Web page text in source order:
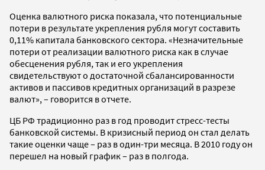
Оценка валютного риска показала, что потенциальные
потери в результате укрепления рубля могут составить
0,11% капитала банковского сектора. «Незначительные
потери от реализации валютного риска как в случае
обесценения рубля, так и его укрепления
свидетельствуют о достаточной сбалансированности
активов и пассивов кредитных организаций в разрезе
валют», – говорится в отчете.
ЦБ РФ традиционно раз в год проводит стресс-тесты
банковской системы. В кризисный период он стал делать
такие оценки чаще – раз в один-три месяца. В 2010 году он
перешел на новый график – раз в полгода.